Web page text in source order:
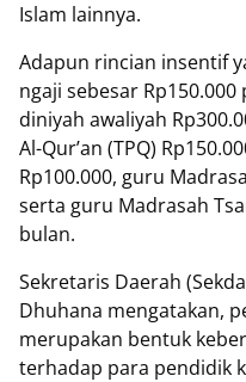
Islam lainnya.
Adapun rincian insentif
ngaji sebesar
diniyah awaliyah
Al-Qur’an (TPQ)
Rp100.000, guru
serta guru Madrasah
bulan.
Sekretaris Daerah
Dhuhana mengatakan,
merupakan bentuk
terhadap para pendidik